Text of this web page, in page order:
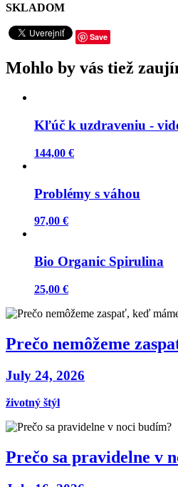
SKLADOM
Save
Mohlo by vás tiež
Kľúč k uzdraveniu -
144,00 €
Problémy s váhou
97,00 €
Bio Organic Spirulina
25,00 €
Prečo nemôžeme
July 24, 2026
životný štýl
Prečo sa pravidelne v